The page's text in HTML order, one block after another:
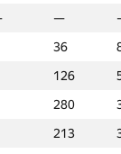
—
36
126
280
213
—
36
126
280
213